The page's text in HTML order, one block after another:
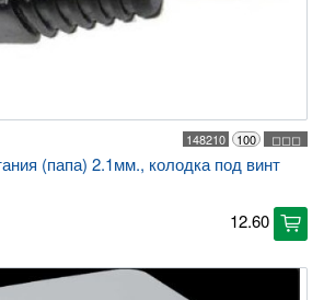
◻◻◻
100
148210
(папа) 2.1мм., колодка под винт
12.60 cart